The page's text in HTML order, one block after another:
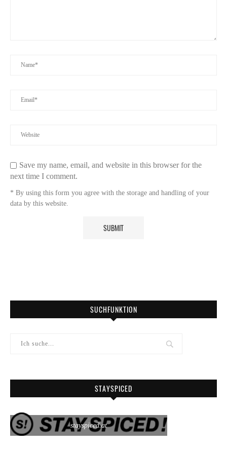
Save my name, email, and website in this browser for the
next time I comment.
* By using this form you agree with the storage and handling of your
data by this website.
SUCHFUNKTION
STAYSPICED
stayspiced.at